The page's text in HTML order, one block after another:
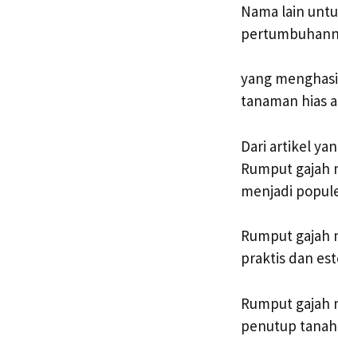
Nama lain
yang
tanaman hias
Dari artikel
Rumput gajah
menjadi
Rumput gajah
praktis dan
Rumput gajah
penutup